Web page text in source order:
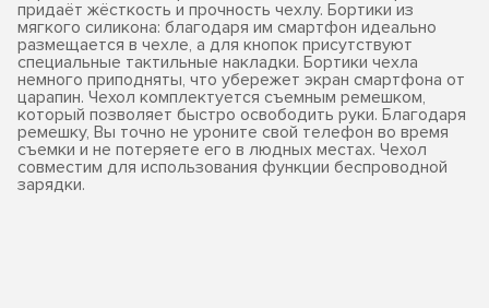
придаёт жёсткость и прочность чехлу. Бортики из
мягкого силикона: благодаря им смартфон идеально
размещается в чехле, а для кнопок присутствуют
специальные тактильные накладки. Бортики чехла
немного приподняты, что убережет экран смартфона от
царапин. Чехол комплектуется съемным ремешком,
который позволяет быстро освободить руки. Благодаря
ремешку, Вы точно не уроните свой телефон во время
съемки и не потеряете его в людных местах. Чехол
совместим для использования функции беспроводной
зарядки.